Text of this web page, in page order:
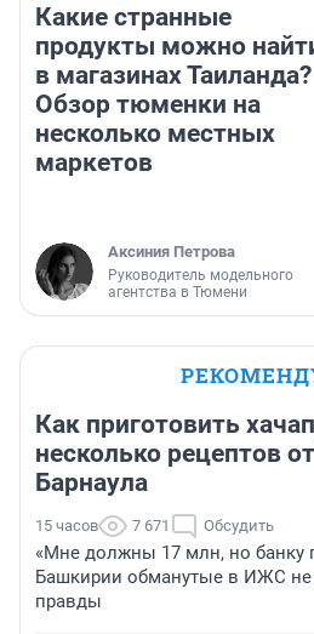
Какие странные
продукты можно
в магазинах Таиланда?
Обзор тюменки на
несколько местных
маркетов
Аксиния Петрова
Руководитель модельного
агентства в Тюмени
Как приготовить
несколько рецептов
Барнаула
15 часов 7 671 Обсудить
«Мне должны 17 млн, но банку
Башкирии обманутые в ИЖС не
правды